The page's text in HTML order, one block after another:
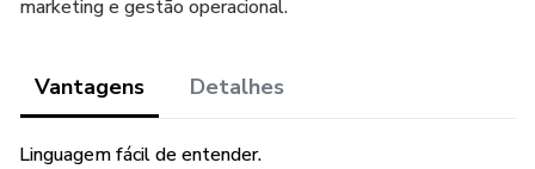
marketing e gestão operacional.
Vantagens Detalhes
Linguagem fácil de entender.